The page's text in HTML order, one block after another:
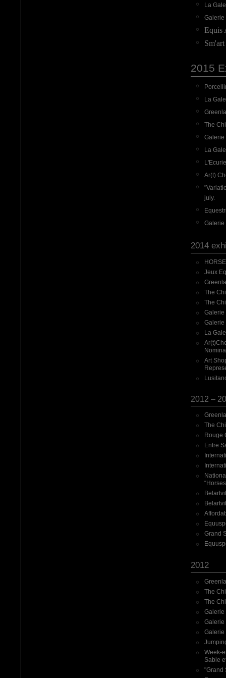
La
Galerie
Equis
2015
La
The
Galerie
La
Ar(t)
july.
Galerie
2014
Jeux
The
The
Galerie
Galerie
La
Art
2012 –
The
Rouge
Entre
Grand
2012
The
The
Galerie
Galerie
Galerie
Week-
Sable
"Grand